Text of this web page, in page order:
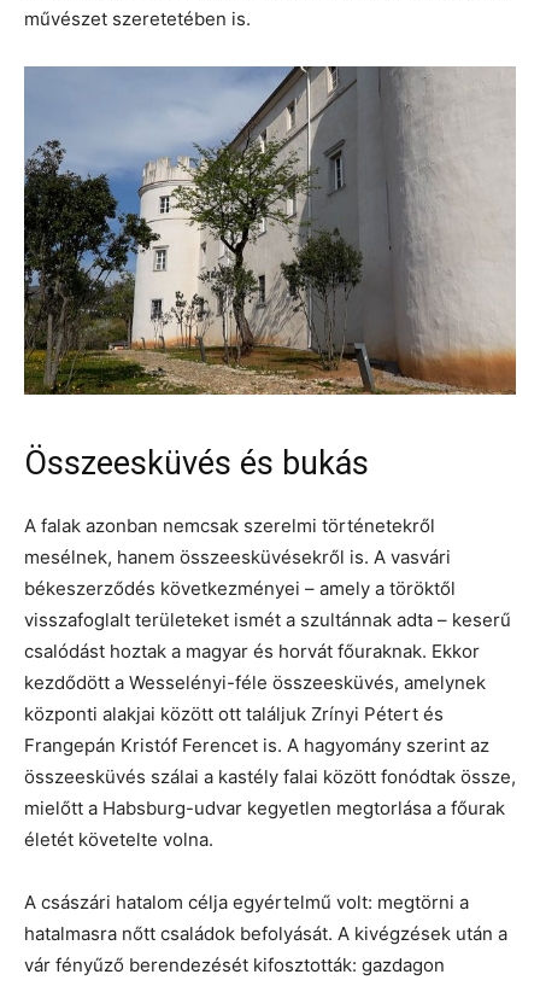
művészet szeretetében is.
Összeesküvés és bukás
A falak azonban nemcsak szerelmi történetekről
mesélnek, hanem összeesküvésekről is. A vasvári
békeszerződés következményei – amely a töröktől
visszafoglalt területeket ismét a szultánnak adta – keserű
csalódást hoztak a magyar és horvát főuraknak. Ekkor
kezdődött a Wesselényi-féle összeesküvés, amelynek
központi alakjai között ott találjuk Zrínyi Pétert és
Frangepán Kristóf Ferencet is. A hagyomány szerint az
összeesküvés szálai a kastély falai között fonódtak össze,
mielőtt a Habsburg-udvar kegyetlen megtorlása a főurak
életét követelte volna.
A császári hatalom célja egyértelmű volt: megtörni a
hatalmasra nőtt családok befolyását. A kivégzések után a
vár fényűző berendezését kifosztották: gazdagon